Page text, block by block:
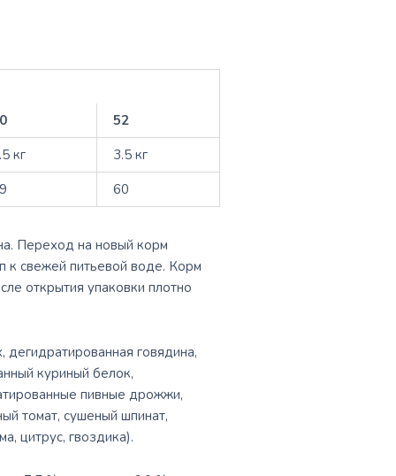
52
кг
3.5 кг
60
Переход на новый корм
к свежей питьевой воде. Корм
открытия упаковки плотно
говядина,
куриный белок,
пивные дрожжи,
томат, сушеный шпинат,
цитрус, гвоздика).